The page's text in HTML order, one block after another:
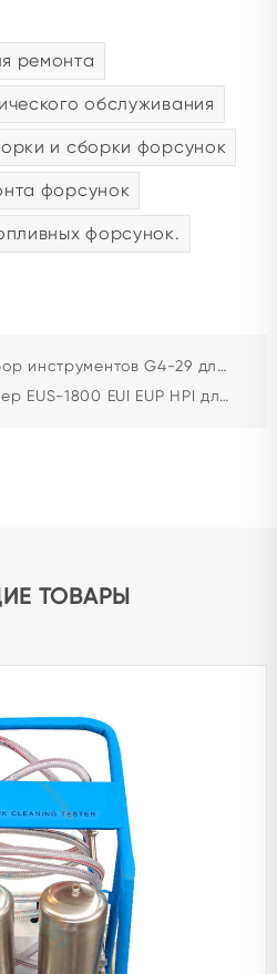
ремонта
обслуживания
и сборки форсунок
форсунок
форсунок.
G4-29 для снятия и установки ТНВД CP4
для Bosch Cummins Caterpillar Delphi с камбоксом
ТОВАРЫ